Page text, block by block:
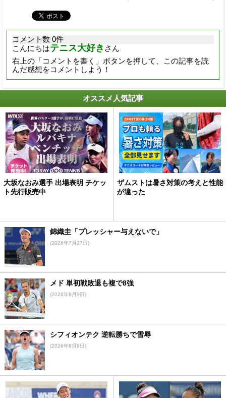
コメント数 0件
こんにちはテニス大好き さん
右上の「コメントを書く」ボタンを押して、この記事を読
んだ感想をコメントしよう！
オススメ人気記事
大坂なおみ選手 出場表明 チケッ
ト先行販売中
ザムストは暑さ対策の考えと性能
が違った
錦織圭「プレッシャー与えないで」
(2026年7月27日)
メド 単初戦敗退も複で8強
(2026年8月9日)
シフィオンテク 逆転勝ちで雪辱
(2026年8月9日)